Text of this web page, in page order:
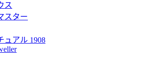
ス
スター
ュアル 1908